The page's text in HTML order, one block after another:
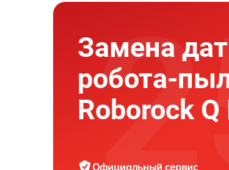
Замена
робота-
Roborock Q
Официальный сервис